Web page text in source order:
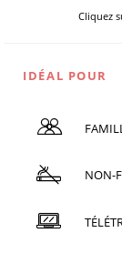
Cliquez
IDÉAL POUR
NON-